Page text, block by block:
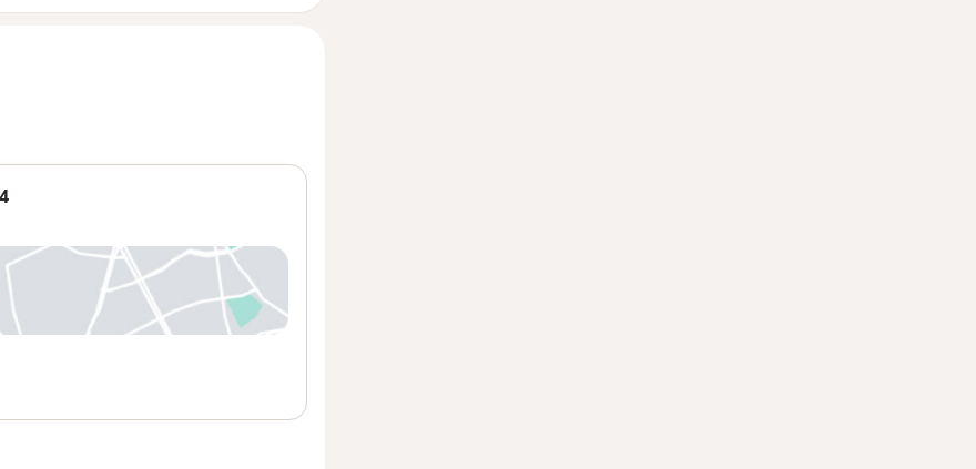
en una nueva pestaña